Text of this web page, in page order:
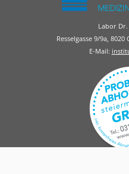
Labor Dr.
Resselgasse 9/9a, 8020
E-Mail: